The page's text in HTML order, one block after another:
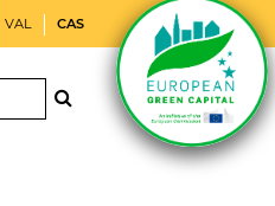
VAL CAS